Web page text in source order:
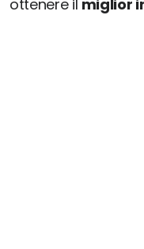
ottenere il miglior